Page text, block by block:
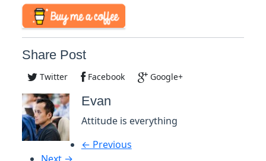
Share Post
Twitter Facebook Google+
Evan
Attitude is everything
← Previous
Next →